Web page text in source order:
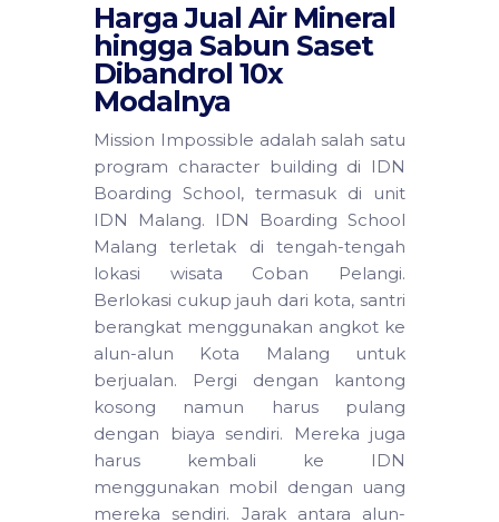
Harga Jual Air Mineral
hingga Sabun Saset
Dibandrol 10x
Modalnya
Mission Impossible adalah salah satu
program character building di IDN
Boarding School, termasuk di unit
IDN Malang. IDN Boarding School
Malang terletak di tengah-tengah
lokasi wisata Coban Pelangi.
Berlokasi cukup jauh dari kota, santri
berangkat menggunakan angkot ke
alun-alun Kota Malang untuk
berjualan. Pergi dengan kantong
kosong namun harus pulang
dengan biaya sendiri. Mereka juga
harus kembali ke IDN
menggunakan mobil dengan uang
mereka sendiri. Jarak antara alun-